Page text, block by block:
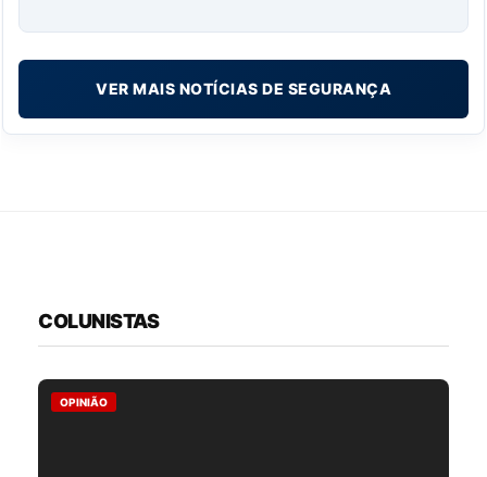
VER MAIS NOTÍCIAS DE SEGURANÇA
COLUNISTAS
OPINIÃO